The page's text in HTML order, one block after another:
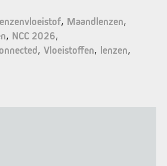
Maandlenzen
NCC 2026
Vloeistoffen
lenzen